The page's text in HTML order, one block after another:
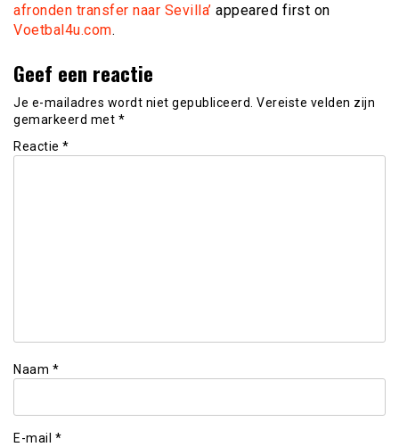
afronden transfer naar Sevilla’ appeared first on
Voetbal4u.com.
Geef een reactie
Je e-mailadres wordt niet gepubliceerd. Vereiste velden zijn
gemarkeerd met *
Reactie *
Naam *
E-mail *